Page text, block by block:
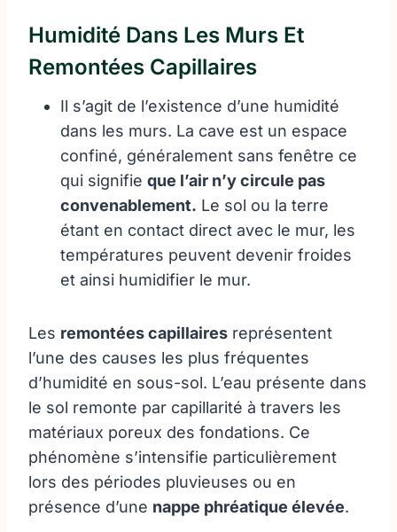
Humidité Dans Les Murs Et
Remontées Capillaires
Il s’agit de l’existence d’une humidité
dans les murs. La cave est un espace
confiné, généralement sans fenêtre ce
qui signifie que l’air n’y circule pas
convenablement. Le sol ou la terre
étant en contact direct avec le mur, les
températures peuvent devenir froides
et ainsi humidifier le mur.
Les remontées capillaires représentent
l’une des causes les plus fréquentes
d’humidité en sous-sol. L’eau présente dans
le sol remonte par capillarité à travers les
matériaux poreux des fondations. Ce
phénomène s’intensifie particulièrement
lors des périodes pluvieuses ou en
présence d’une nappe phréatique élevée.